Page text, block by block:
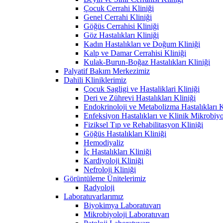
Çocuk Cerrahi Kliniği
Genel Cerrahi Kliniği
Göğüs Cerrahisi Kliniği
Göz Hastalıkları Kliniği
Kadın Hastalıkları ve Doğum Kliniği
Kalp ve Damar Cerrahisi Kliniği
Kulak-Burun-Boğaz Hastalıkları Kliniği
Palyatif Bakım Merkezimiz
Dahili Kliniklerimiz
Çocuk Sagligi ve Hastaliklari Kliniği
Deri ve Zührevi Hastalıkları Kliniği
Endokrinoloji ve Metabolizma Hastalıkları
Enfeksiyon Hastalıkları ve Klinik
Fiziksel Tıp ve Rehabilitasyon Kliniği
Göğüs Hastalıkları Kliniği
Hemodiyaliz
İç Hastalıkları Kliniği
Kardiyoloji Kliniği
Nefroloji Kliniği
Görüntüleme Ünitelerimiz
Radyoloji
Laboratuvarlarımız
Biyokimya Laboratuvarı
Mikrobiyoloji Laboratuvarı